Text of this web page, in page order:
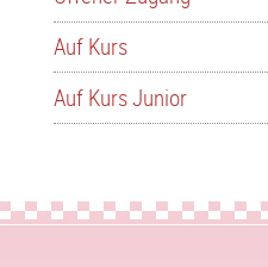
Auf Kurs
Auf Kurs Junior